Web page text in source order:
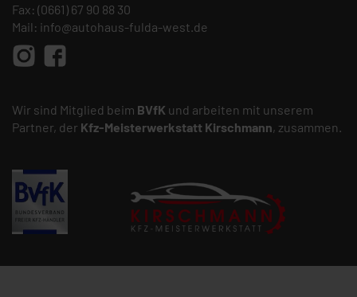
Fax: (0661) 67 90 88 30
Mail: info@autohaus-fulda-west.de
Wir sind Mitglied beim BVfK und arbeiten mit unserem
Partner, der Kfz-Meisterwerkstatt Kirschmann, zusammen.